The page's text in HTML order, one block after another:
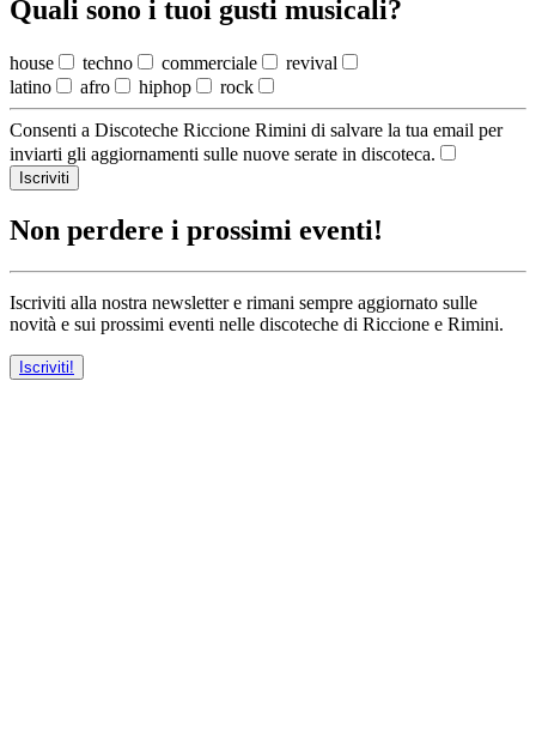
Quali sono i tuoi gusti musicali?
house techno commerciale
revival
latino
afro hiphop rock
Consenti a Discoteche Riccione Rimini di salvare la tua email per
inviarti gli aggiornamenti sulle nuove serate in discoteca.
Iscriviti
Non perdere i prossimi eventi!
Iscriviti alla nostra newsletter e rimani sempre aggiornato sulle
novità e sui prossimi eventi nelle discoteche di Riccione e Rimini.
Iscriviti!